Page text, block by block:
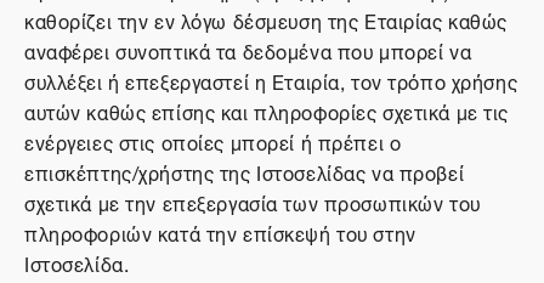
καθορίζει την εν λόγω δέσμευση της Εταιρίας καθώς
αναφέρει συνοπτικά τα δεδομένα που μπορεί να
συλλέξει ή επεξεργαστεί η Εταιρία, τον τρόπο χρήσης
αυτών καθώς επίσης και πληροφορίες σχετικά με τις
ενέργειες στις οποίες μπορεί ή πρέπει ο
επισκέπτης/χρήστης της Ιστοσελίδας να προβεί
σχετικά με την επεξεργασία των προσωπικών του
πληροφοριών κατά την επίσκεψή του στην
Ιστοσελίδα.